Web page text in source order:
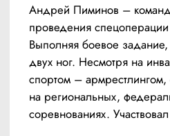
Андрей Пиминов –
проведения
Выполняя боевое
двух ног. Несмотря на
спортом – армрестлингом,
на региональных,
соревнованиях.